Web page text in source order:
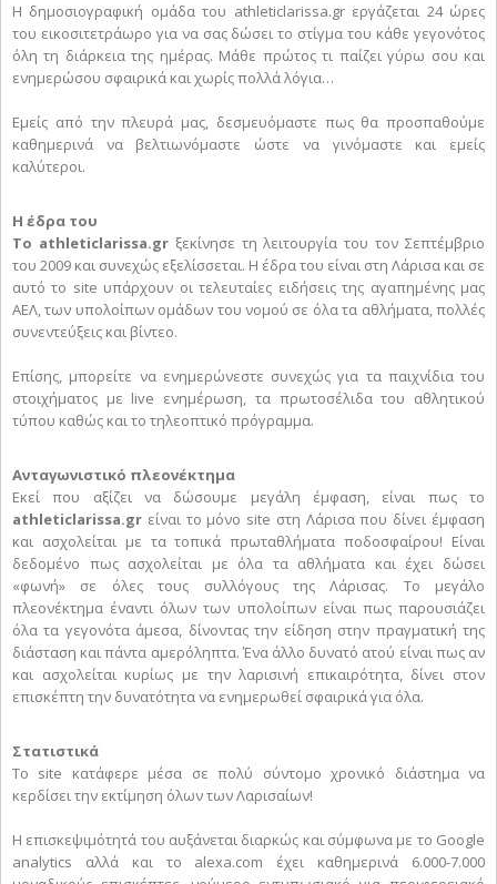
Η δημοσιογραφική ομάδα του athleticlarissa.gr εργάζεται 24 ώρες
του εικοσιτετράωρο για να σας δώσει το στίγμα του κάθε γεγονότος
όλη τη διάρκεια της ημέρας. Μάθε πρώτος τι παίζει γύρω σου και
ενημερώσου σφαιρικά και χωρίς πολλά λόγια…
Εμείς από την πλευρά μας, δεσμευόμαστε πως θα προσπαθούμε
καθημερινά να βελτιωνόμαστε ώστε να γινόμαστε και εμείς
καλύτεροι.
Η έδρα του
Το athleticlarissa.grξεκίνησε τη λειτουργία του τον Σεπτέμβριο
του 2009 και συνεχώς εξελίσσεται. Η έδρα του είναι στη Λάρισα και σε
αυτό το site υπάρχουν οι τελευταίες ειδήσεις της αγαπημένης μας
ΑΕΛ, των υπολοίπων ομάδων του νομού σε όλα τα αθλήματα, πολλές
συνεντεύξεις και βίντεο.
Επίσης, μπορείτε να ενημερώνεστε συνεχώς για τα παιχνίδια του
στοιχήματος με live ενημέρωση, τα πρωτοσέλιδα του αθλητικού
τύπου καθώς και το τηλεοπτικό πρόγραμμα.
Ανταγωνιστικό πλεονέκτημα
Εκεί που αξίζει να δώσουμε μεγάλη έμφαση, είναι πως το
athleticlarissa.gr είναι το μόνο site στη Λάρισα που δίνει έμφαση
και ασχολείται με τα τοπικά πρωταθλήματα ποδοσφαίρου! Είναι
δεδομένο πως ασχολείται με όλα τα αθλήματα και έχει δώσει
«φωνή» σε όλες τους συλλόγους της Λάρισας. Το μεγάλο
πλεονέκτημα έναντι όλων των υπολοίπων είναι πως παρουσιάζει
όλα τα γεγονότα άμεσα, δίνοντας την είδηση στην πραγματική της
διάσταση και πάντα αμερόληπτα. Ένα άλλο δυνατό ατού είναι πως αν
και ασχολείται κυρίως με την λαρισινή επικαιρότητα, δίνει στον
επισκέπτη την δυνατότητα να ενημερωθεί σφαιρικά για όλα.
Στατιστικά
Το site κατάφερε μέσα σε πολύ σύντομο χρονικό διάστημα να
κερδίσει την εκτίμηση όλων των Λαρισαίων!
Η επισκεψιμότητά του αυξάνεται διαρκώς και σύμφωνα με το Google
analytics αλλά και το alexa.com έχει καθημερινά 6.000-7.000